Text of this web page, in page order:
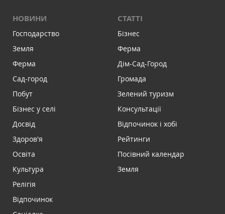
НОВИНИ
Господарство
Земля
Ферма
Сад-город
Побут
Бізнес у селі
Досвід
Здоров'я
Освіта
Культура
Релігія
Відпочинок
СТАТТІ
Бізнес
Ферма
Дім-Сад-Город
Громада
Зелений туризм
Консультації
Відпочинок і хобі
Рейтинги
Посівний календар
Земля